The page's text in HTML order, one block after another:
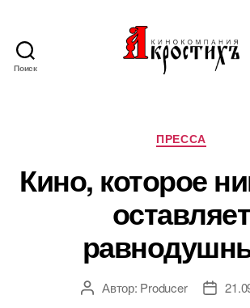
Поиск
Рубрики
ПРЕССА
Кино, которое
оставляет
АвторАвтор: Producer
Дата